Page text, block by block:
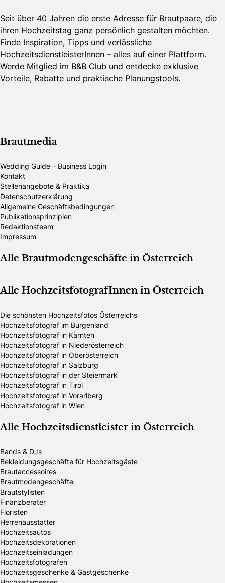
Seit über 40 Jahren die erste Adresse für Brautpaare, die
ihren Hochzeitstag ganz persönlich gestalten möchten.
Finde Inspiration, Tipps und verlässliche
HochzeitsdienstleisterInnen – alles auf einer Plattform.
Werde Mitglied im B&B Club und entdecke exklusive
Vorteile, Rabatte und praktische Planungstools.
Brautmedia
Wedding Guide – Business Login
Kontakt
Stellenangebote & Praktika
Datenschutzerklärung
Allgemeine Geschäftsbedingungen
Publikationsprinzipien
Redaktionsteam
Impressum
Alle Brautmodengeschäfte in Österreich
Alle HochzeitsfotografInnen in Österreich
Die schönsten Hochzeitsfotos Österreichs
Hochzeitsfotograf im Burgenland
Hochzeitsfotograf in Kärnten
Hochzeitsfotograf in Niederösterreich
Hochzeitsfotograf in Oberösterreich
Hochzeitsfotograf in Salzburg
Hochzeitsfotograf in der Steiermark
Hochzeitsfotograf in Tirol
Hochzeitsfotograf in Vorarlberg
Hochzeitsfotograf in Wien
Alle Hochzeitsdienstleister in Österreich
Bands & DJs
Bekleidungsgeschäfte für Hochzeitsgäste
Brautaccessoires
Brautmodengeschäfte
Brautstylisten
Finanzberater
Floristen
Herrenausstatter
Hochzeitsautos
Hochzeitsdekorationen
Hochzeitseinladungen
Hochzeitsfotografen
Hochzeitsgeschenke & Gastgeschenke